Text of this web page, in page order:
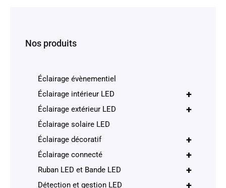
Nos produits
Éclairage évènementiel
+
Éclairage intérieur LED
+
Éclairage extérieur LED
Éclairage solaire LED
+
Éclairage décoratif
+
Éclairage connecté
+
Ruban LED et Bande LED
+
Détection et gestion LED